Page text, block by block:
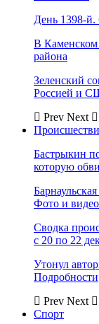
День 1398-й.
В Каменском
района
Зеленский
Россией и
Prev Next
Бастрыкин
которую
Фото и видео
Сводка
с 20 по 22
Утонул
Подробности
Prev Next
Спорт